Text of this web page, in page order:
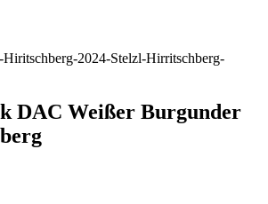
DAC Weißer Burgunder